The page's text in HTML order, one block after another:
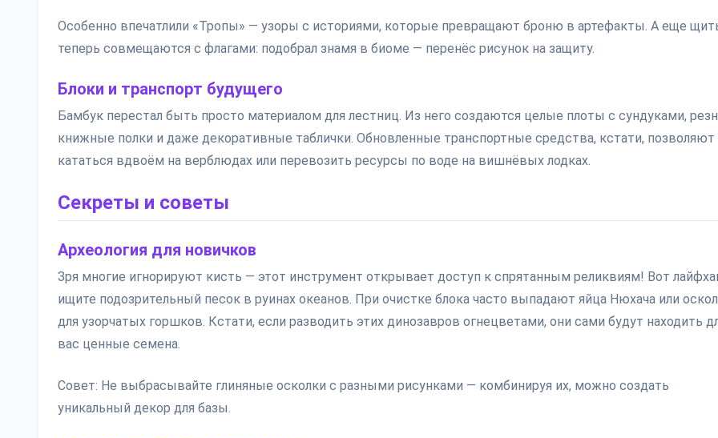
Особенно впечатлили «Тропы» — узоры с историями, которые превращают броню в артефакты. А еще
теперь совмещаются с флагами: подобрал знамя в биоме — перенёс рисунок на защиту.
Блоки и транспорт будущего
Бамбук перестал быть просто материалом для лестниц. Из него создаются целые плоты с сундуками,
книжные полки и даже декоративные таблички. Обновленные транспортные средства, кстати, позволяют
кататься вдвоём на верблюдах или перевозить ресурсы по воде на вишнёвых лодках.
Секреты и советы
Археология для новичков
Зря многие игнорируют кисть — этот инструмент открывает доступ к спрятанным реликвиям! Вот
ищите подозрительный песок в руинах океанов. При очистке блока часто выпадают яйца Нюхача или
для узорчатых горшков. Кстати, если разводить этих динозавров огнецветами, они сами будут находить
вас ценные семена.
Совет: Не выбрасывайте глиняные осколки с разными рисунками — комбинируя их, можно создать
уникальный декор для базы.